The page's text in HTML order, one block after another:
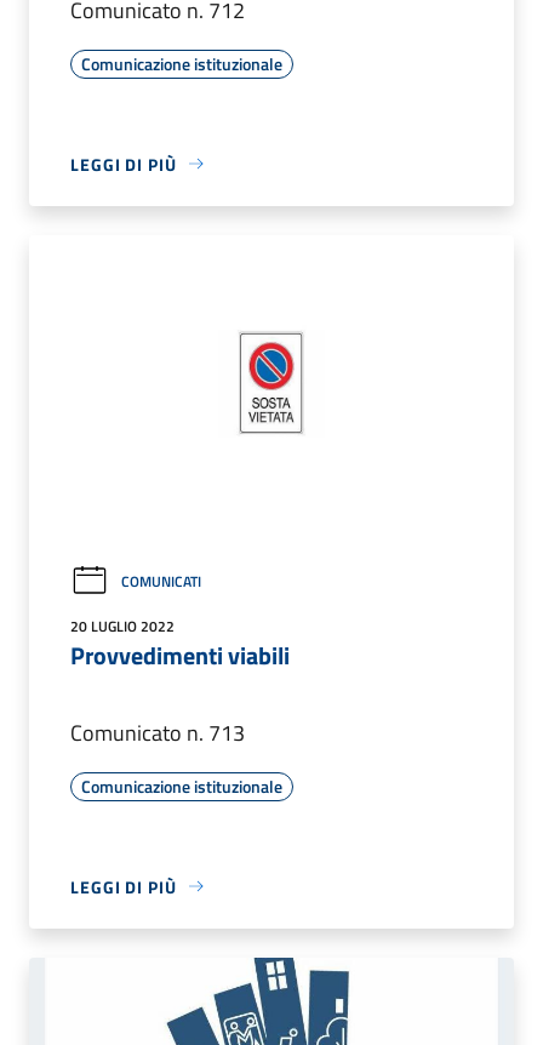
Comunicato n. 712
Comunicazione istituzionale
LEGGI DI PIÙ
COMUNICATI
20 LUGLIO 2022
Provvedimenti viabili
Comunicato n. 713
Comunicazione istituzionale
LEGGI DI PIÙ